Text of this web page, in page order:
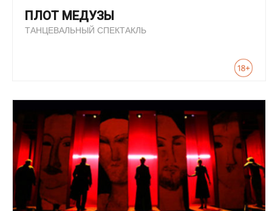
ПЛОТ МЕДУЗЫ
ТАНЦЕВАЛЬНЫЙ СПЕКТАКЛЬ